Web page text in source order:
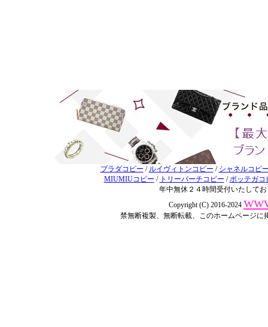
プラダコピー / ルイヴィトンコピー / シャネルコピ
MIUMIUコピー / トリーバーチコピー /ボッテガコ
年中無休２４時間受付いたして
Copyright (C) 2016-2024
禁無断複製、無断転載、このホームページ